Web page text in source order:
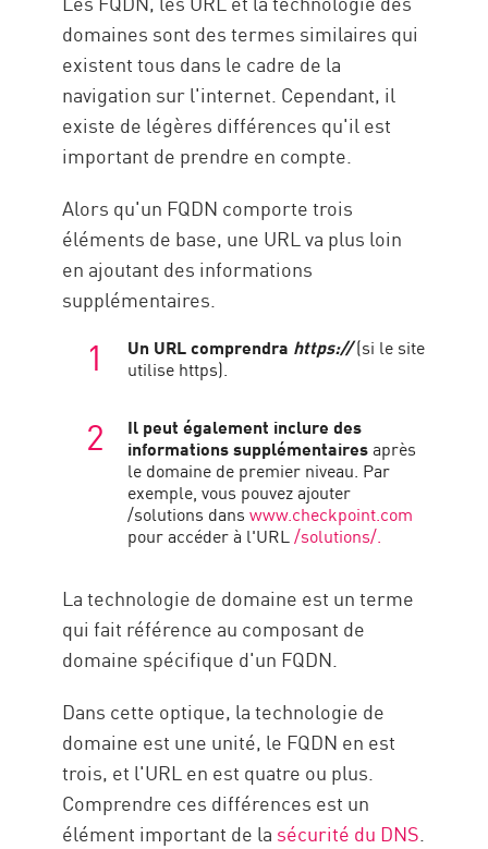
domaines sont des termes similaires qui
existent tous dans le cadre de la
navigation sur l'internet. Cependant, il
existe de légères différences qu'il est
important de prendre en compte.
Alors qu'un FQDN comporte trois
éléments de base, une URL va plus loin
en ajoutant des informations
supplémentaires.
Un URL comprendra https://(si le site
utilise https).
Il peut également inclure des
informations supplémentairesaprès
le domaine de premier niveau. Par
exemple, vous pouvez ajouter
/solutions danswww.checkpoint.com
pour accéder à l'URL/solutions/.
La technologie de domaine est un terme
qui fait référence au composant de
domaine spécifique d'un FQDN.
Dans cette optique, la technologie de
domaine est une unité, le FQDN en est
trois, et l'URL en est quatre ou plus.
Comprendre ces différences est un
élément important de la sécurité du DNS.